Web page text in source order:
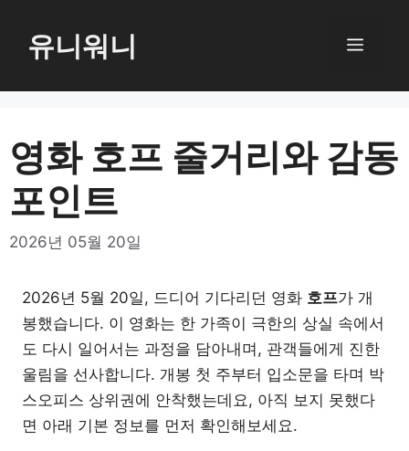
로
기
유니워니 메
영화 호프 줄거리와 감동
포인트
2026년 05월 20일
2026년 5월 20일, 드디어 기다리던 영화 호프가 개
봉했습니다. 이 영화는 한 가족이 극한의 상실 속에서
도 다시 일어서는 과정을 담아내며, 관객들에게 진한
울림을 선사합니다. 개봉 첫 주부터 입소문을 타며 박
스오피스 상위권에 안착했는데요, 아직 보지 못했다
면 아래 기본 정보를 먼저 확인해보세요.